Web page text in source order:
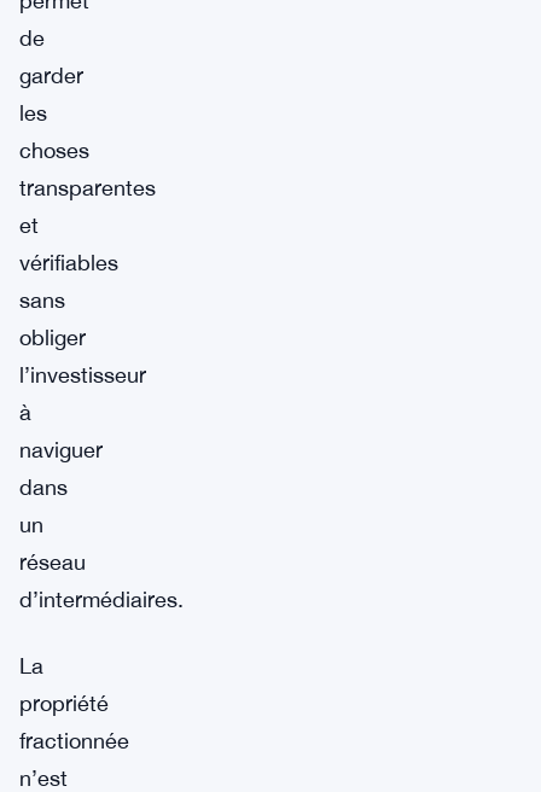
de
garder
les
choses
transparentes
et
vérifiables
sans
obliger
l’investisseur
à
naviguer
dans
un
réseau
d’intermédiaires.
La
propriété
fractionnée
n’est